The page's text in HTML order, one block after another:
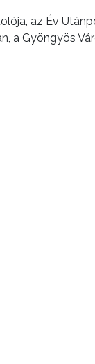
az Év
a Gyöngyös